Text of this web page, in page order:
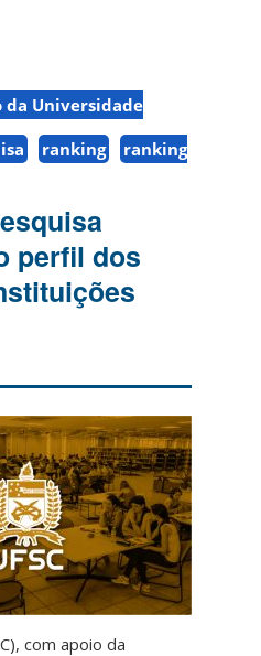
da Universidade
ranking
ranking
perfil dos
com apoio da